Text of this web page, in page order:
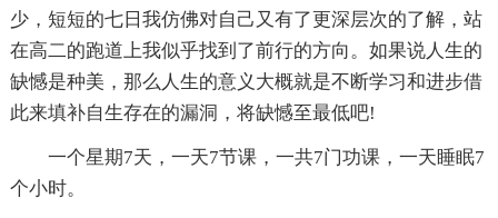
少，短短的七日我仿佛对自己又有了更深层次的了解，站
在高二的跑道上我似乎找到了前行的方向。如果说人生的
缺憾是种美，那么人生的意义大概就是不断学习和进步借
此来填补自生存在的漏洞，将缺憾至最低吧!
一个星期7天，一天7节课，一共7门功课，一天睡眠7
个小时。